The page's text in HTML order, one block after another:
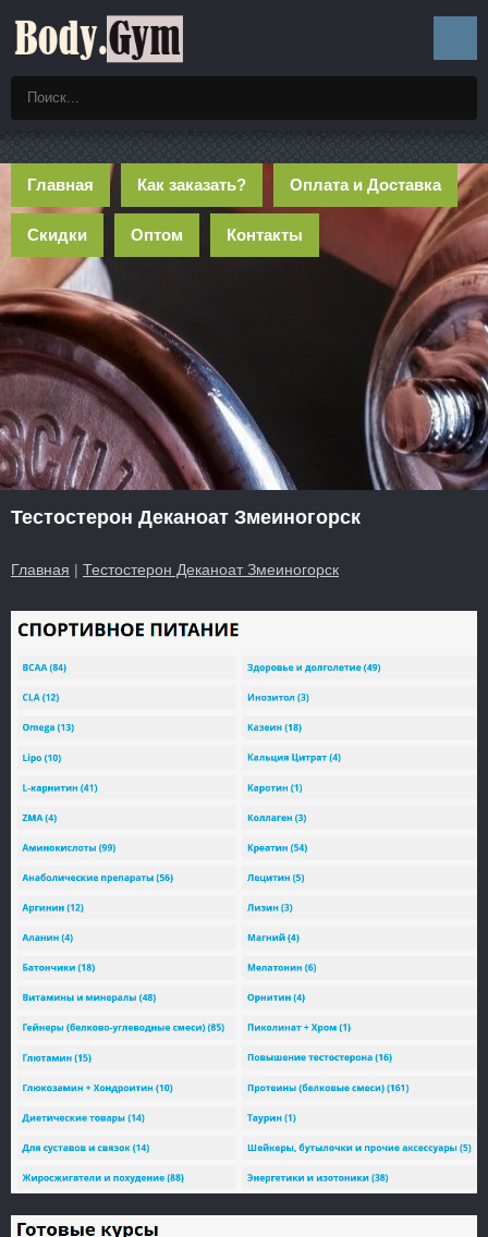
Главная Как заказать? Оплата и Доставка
Скидки Оптом Контакты
Тестостерон Деканоат Змеиногорск
Главная | Тестостерон Деканоат Змеиногорск